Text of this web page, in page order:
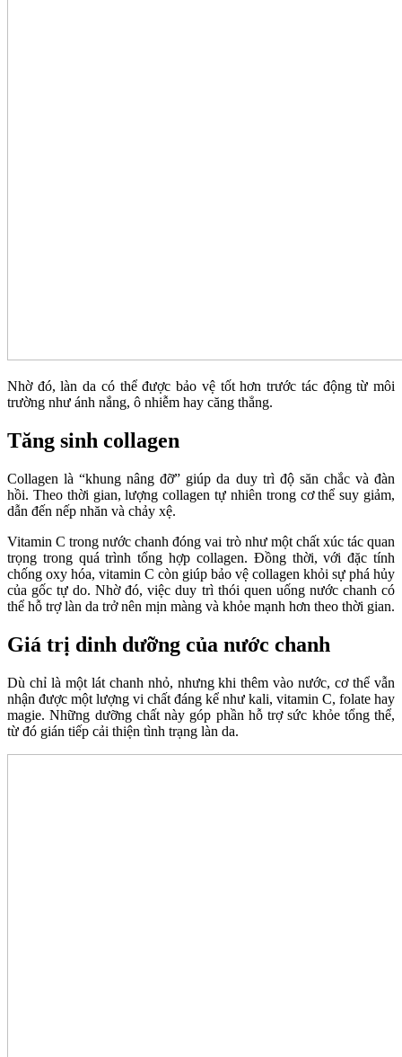
Nhờ đó, làn da có thể được bảo vệ tốt hơn trước tác động từ môi
trường như ánh nắng, ô nhiễm hay căng thẳng.
Tăng sinh collagen
Collagen là “khung nâng đỡ” giúp da duy trì độ săn chắc và đàn
hồi. Theo thời gian, lượng collagen tự nhiên trong cơ thể suy giảm,
dẫn đến nếp nhăn và chảy xệ.
Vitamin C trong nước chanh đóng vai trò như một chất xúc tác quan
trọng trong quá trình tổng hợp collagen. Đồng thời, với đặc tính
chống oxy hóa, vitamin C còn giúp bảo vệ collagen khỏi sự phá hủy
của gốc tự do. Nhờ đó, việc duy trì thói quen uống nước chanh có
thể hỗ trợ làn da trở nên mịn màng và khỏe mạnh hơn theo thời gian.
Giá trị dinh dưỡng của nước chanh
Dù chỉ là một lát chanh nhỏ, nhưng khi thêm vào nước, cơ thể vẫn
nhận được một lượng vi chất đáng kể như kali, vitamin C, folate hay
magie. Những dưỡng chất này góp phần hỗ trợ sức khỏe tổng thể,
từ đó gián tiếp cải thiện tình trạng làn da.